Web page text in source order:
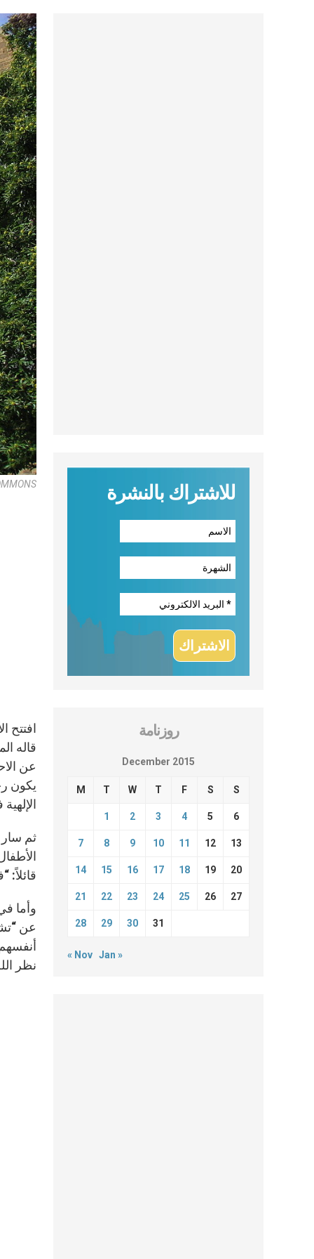
افتتح
قاله
عن
قائلاً:
وأما
عن
نظر
للاشتراك بالنشرة
روزنامة
December 2015
M T W T F S S
1 2 3 4 5 6
7 8 9 10 11 12 13
14 15 16 17 18 19 20
21 22 23 24 25 26 27
28 29 30 31
« Nov Jan »